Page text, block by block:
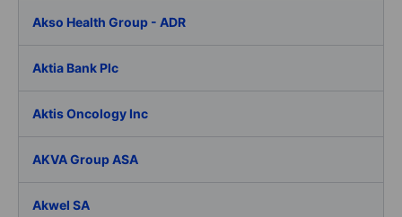
Akso Health Group - ADR
Aktia Bank Plc
Aktis Oncology Inc
AKVA Group ASA
Akwel SA